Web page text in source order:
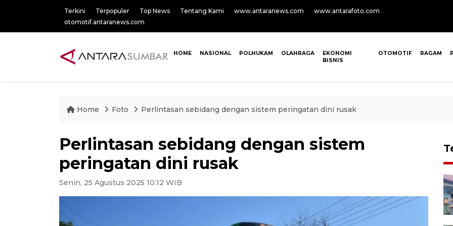
Terkini Terpopuler Top News Tentang Kami www.antaranews.com
www.antarafoto.com
otomotif.antaranews.com
HOME NASIONAL POLHUKAM OLAHRAGA
EKONOMI
BISNIS
OTOMOTIF RAGAM
Home Foto Perlintasan sebidang dengan sistem peringatan dini rusak
Perlintasan sebidang dengan sistem
peringatan dini rusak
Senin, 25 Agustus 2025 10:12 WIB